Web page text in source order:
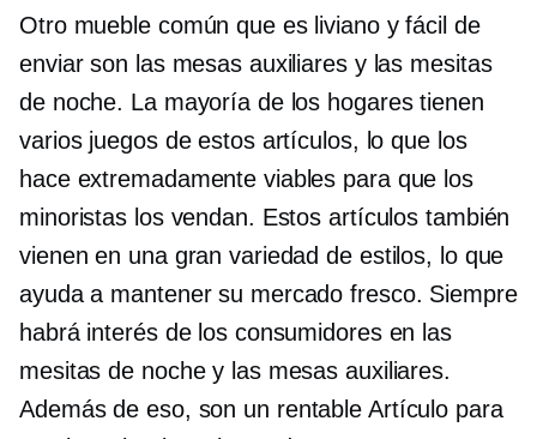
Otro mueble común que es liviano y fácil de
enviar son las mesas auxiliares y las mesitas
de noche. La mayoría de los hogares tienen
varios juegos de estos artículos, lo que los
hace extremadamente viables para que los
minoristas los vendan. Estos artículos también
vienen en una gran variedad de estilos, lo que
ayuda a mantener su mercado fresco. Siempre
habrá interés de los consumidores en las
mesitas de noche y las mesas auxiliares.
Además de eso, son un rentable Artículo para